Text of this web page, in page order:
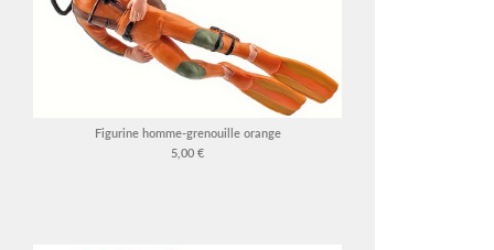
Figurine homme-grenouille orange
5,00 €